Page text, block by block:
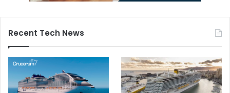
Recent Tech News